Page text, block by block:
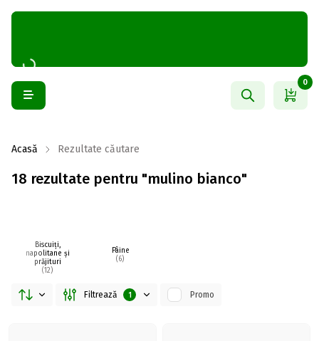
0
Acasă Rezultate căutare
18 rezultate pentru "mulino bianco"
Biscuiți,
napolitane și
prăjituri
(12)
Pâine
(6)
Filtrează 1 Promo